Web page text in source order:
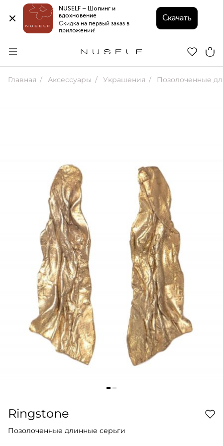
NUSELF – Шопинг и
вдохновение
Скидка на первый заказ в
приложении!
Скачать
Главная Аксессуары Украшения Позолоченные
Ringstone
Позолоченные длинные серьги